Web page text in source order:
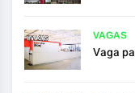
VAGAS
Vaga